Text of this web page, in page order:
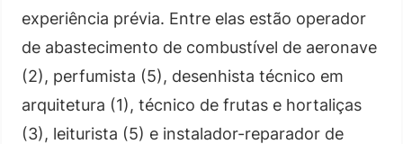
experiência prévia. Entre elas estão operador
de abastecimento de combustível de aeronave
(2), perfumista (5), desenhista técnico em
arquitetura (1), técnico de frutas e hortaliças
(3), leiturista (5) e instalador-reparador de